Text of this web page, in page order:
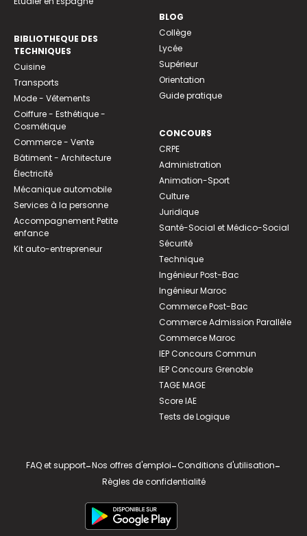
BIBLIOTHEQUE DES
TECHNIQUES
Cuisine
Transports
Mode - Vêtements
Coiffure - Esthétique -
Cosmétique
Commerce - Vente
Bâtiment - Architecture
Électricité
Mécanique automobile
Services à la personne
Accompagnement Petite
enfance
Kit auto-entrepreneur
BLOG
Collège
Lycée
Supérieur
Orientation
Guide pratique
CONCOURS
CRPE
Administration
Animation-Sport
Culture
Juridique
Santé-Social et Médico-Social
Sécurité
Technique
Ingénieur Post-Bac
Ingénieur Maroc
Commerce Post-Bac
Commerce Admission Parallèle
Commerce Maroc
IEP Concours Commun
IEP Concours Grenoble
TAGE MAGE
Score IAE
Tests de Logique
FAQ et support-Nos offres d'emploi-Conditions d'utilisation-
Règles de confidentialité